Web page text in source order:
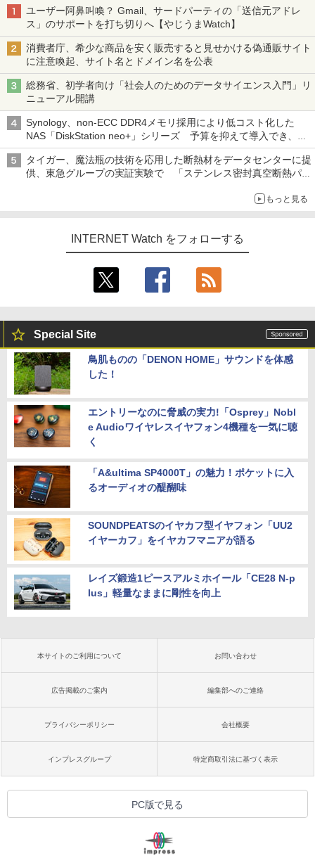
ユーザー阿鼻叫喚？ Gmail、サードパーティの「送信元アドレ
ス」のサポートを打ち切りへ【やじうまWatch】
消費者庁、希少な商品を安く販売すると見せかける偽通販サイト
に注意喚起、サイト名とドメイン名を公表
総務省、初学者向け「社会人のためのデータサイエンス入門」リ
ニューアル開講
Synology、non-ECC DDR4メモリ採用により低コスト化した
NAS「DiskStation neo+」シリーズ 予算を抑えて導入でき、
ECCメモリへのアップグレードも可能
タイガー、魔法瓶の技術を応用した断熱材をデータセンターに提
供、東急グループの実証実験で 「ステンレス密封真空断熱パネ
もっと見る
INTERNET Watch をフォローする
Special Site
鳥肌ものの「DENON HOME」サウンドを体感
した！
エントリーなのに脅威の実力!「Osprey」Nobl
e Audioワイヤレスイヤフォン4機種を一気に聴
く
「A&ultima SP4000T」の魅力！ポケットに入
るオーディオの醍醐味
SOUNDPEATSのイヤカフ型イヤフォン「UU2
イヤーカフ」をイヤカフマニアが語る
レイズ鍛造1ピースアルミホイール「CE28 N-p
lus」軽量なままに剛性を向上
本サイトのご利用について お問い合わせ
広告掲載のご案内 編集部へのご連絡
プライバシーポリシー 会社概要
インプレスグループ 特定商取引法に基づく表示
PC版で見る